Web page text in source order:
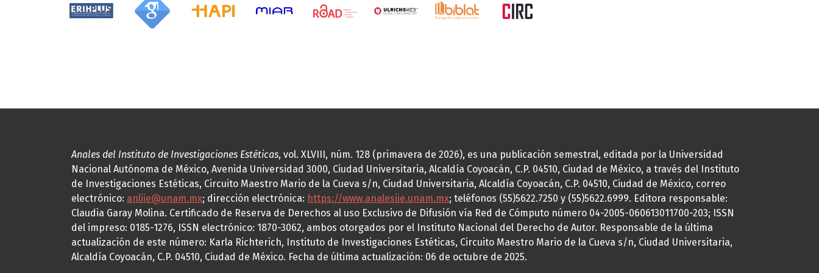
Anales del Instituto de Investigaciones Estéticas, vol. XLVIII, núm. 128 (primavera de 2026), es una publicación semestral, editada por la Universidad
Nacional Autónoma de México, Avenida Universidad 3000, Ciudad Universitaria, Alcaldía Coyoacán, C.P. 04510, Ciudad de México, a través del Instituto
de Investigaciones Estéticas, Circuito Maestro Mario de la Cueva s/n, Ciudad Universitaria, Alcaldía Coyoacán, C.P. 04510, Ciudad de México, correo
electrónico: anliie@unam.mx; dirección electrónica: https://www.analesiie.unam.mx; teléfonos (55)5622.7250 y (55)5622.6999. Editora responsable:
Claudia Garay Molina. Certificado de Reserva de Derechos al uso Exclusivo de Difusión vía Red de Cómputo número 04-2005-060613011700-203; ISSN
del impreso: 0185-1276, ISSN electrónico: 1870-3062, ambos otorgados por el Instituto Nacional del Derecho de Autor. Responsable de la última
actualización de este número: Karla Richterich, Instituto de Investigaciones Estéticas, Circuito Maestro Mario de la Cueva s/n, Ciudad Universitaria,
Alcaldía Coyoacán, C.P. 04510, Ciudad de México. Fecha de última actualización: 06 de octubre de 2025.